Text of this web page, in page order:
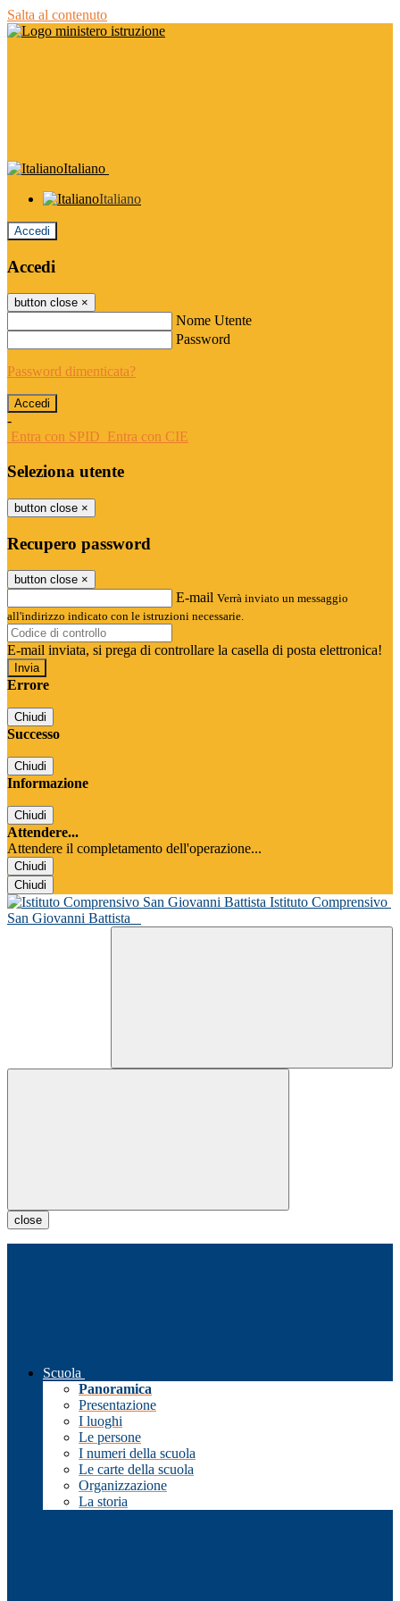
Salta al contenuto
Italiano
Italiano
Accedi
Accedi
button close ×
Nome Utente
Password
Password dimenticata?
-
Entra con SPID Entra con CIE
Seleziona utente
button close ×
Recupero password
button close ×
E-mail Verrà inviato un messaggio
all'indirizzo indicato con le istruzioni necessarie.
E-mail inviata, si prega di controllare la casella di posta elettronica!
Errore
Chiudi
Successo
Chiudi
Informazione
Chiudi
Attendere...
Attendere il completamento dell'operazione...
Chiudi
Chiudi
Istituto Comprensivo
San Giovanni Battista
close
Scuola
Panoramica
Presentazione
I luoghi
Le persone
I numeri della scuola
Le carte della scuola
Organizzazione
La storia